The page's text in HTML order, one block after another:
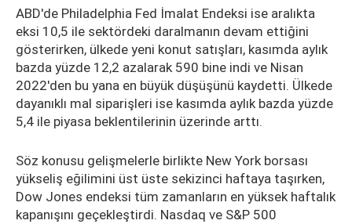
ABD'de Philadelphia Fed İmalat Endeksi ise aralıkta
eksi 10,5 ile sektördeki daralmanın devam ettiğini
gösterirken, ülkede yeni konut satışları, kasımda aylık
bazda yüzde 12,2 azalarak 590 bine indi ve Nisan
2022'den bu yana en büyük düşüşünü kaydetti. Ülkede
dayanıklı mal siparişleri ise kasımda aylık bazda yüzde
5,4 ile piyasa beklentilerinin üzerinde arttı.
Söz konusu gelişmelerle birlikte New York borsası
yükseliş eğilimini üst üste sekizinci haftaya taşırken,
Dow Jones endeksi tüm zamanların en yüksek haftalık
kapanışını geçekleştirdi. Nasdaq ve S&P 500